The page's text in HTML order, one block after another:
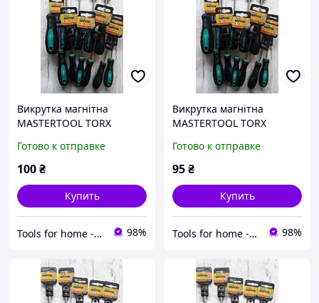
Викрутка магнітна
MASTERTOOL TORX
покриттям 49-0151
Готово к отправке
100₴
Купить
Tools for home -Інструменти для дому 98%
Викрутка магнітна
MASTERTOOL TORX
покриттям 49-0101
Готово к отправке
95₴
Купить
Tools for home -Інструменти для дому 98%